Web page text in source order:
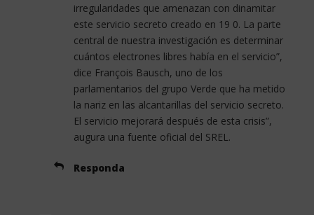
irregularidades que amenazan con dinamitar
este servicio secreto creado en 19 0. La parte
central de nuestra investigación es determinar
cuántos electrones libres había en el servicio”,
dice François Bausch, uno de los
parlamentarios del grupo Verde que ha metido
la nariz en las alcantarillas del servicio secreto.
El servicio mejorará después de esta crisis”,
augura una fuente oficial del SREL.
Responda